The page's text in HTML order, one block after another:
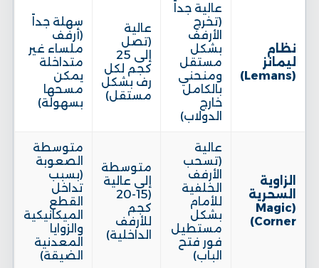
نظام
ليمانز
(Lemans)
عالية جداً
(تخرج
الأرفف
بشكل
مستقل
ومنحني
بالكامل
خارج
الدولاب)
عالية
(تصل
إلى 25
كجم لكل
رف بشكل
مستقل)
سهلة جداً
(أرفف
ملساء غير
متداخلة
يمكن
مسحها
بسهولة)
الزاوية
السحرية
(Magic
Corner)
عالية
(تسحب
الأرفف
الخلفية
للأمام
بشكل
مستطيل
فور فتح
الباب)
متوسطة
إلى عالية
(15-20
كجم
للأرفف
الداخلية)
متوسطة
الصعوبة
(بسبب
تداخل
القطع
الميكانيكية
والزوايا
المعدنية
الضيقة)